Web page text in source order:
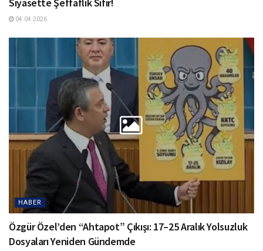
04.04.2026
HABER
Özgür Özel’den “Ahtapot” Çıkışı: 17–25 Aralık Yolsuzluk
Dosyaları Yeniden Gündemde